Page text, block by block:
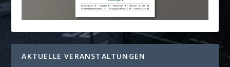
AKTUELLE VERANSTALTUNGEN